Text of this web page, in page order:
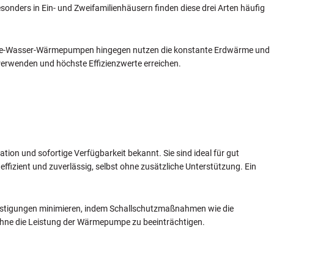
in Ein- und Zweifamilienhäusern finden diese drei Arten häufig
Wärmepumpen hingegen nutzen die konstante Erdwärme und
und höchste Effizienzwerte erreichen.
und sofortige Verfügbarkeit bekannt. Sie sind ideal für gut
und zuverlässig, selbst ohne zusätzliche Unterstützung. Ein
minimieren, indem Schallschutzmaßnahmen wie die
die Leistung der Wärmepumpe zu beeinträchtigen.